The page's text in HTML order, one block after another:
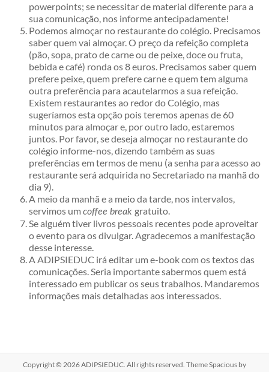
powerpoints; se necessitar de material diferente para a
sua comunicação, nos informe antecipadamente!
Podemos almoçar no restaurante do colégio. Precisamos
saber quem vai almoçar. O preço da refeição completa
(pão, sopa, prato de carne ou de peixe, doce ou fruta,
bebida e café) ronda os 8 euros. Precisamos saber quem
prefere peixe, quem prefere carne e quem tem alguma
outra preferência para acautelarmos a sua refeição.
Existem restaurantes ao redor do Colégio, mas
sugeríamos esta opção pois teremos apenas de 60
minutos para almoçar e, por outro lado, estaremos
juntos. Por favor, se deseja almoçar no restaurante do
colégio informe-nos, dizendo também as suas
preferências em termos de menu (a senha para acesso ao
restaurante será adquirida no Secretariado na manhã do
dia 9).
A meio da manhã e a meio da tarde, nos intervalos,
servimos umcoffee break gratuito.
Se alguém tiver livros pessoais recentes pode aproveitar
o evento para os divulgar. Agradecemos a manifestação
desse interesse.
A ADIPSIEDUC irá editar um e-book com os textos das
comunicações. Seria importante sabermos quem está
interessado em publicar os seus trabalhos. Mandaremos
informações mais detalhadas aos interessados.
Copyright © 2026ADIPSIEDUC. All rights reserved. ThemeSpaciousby